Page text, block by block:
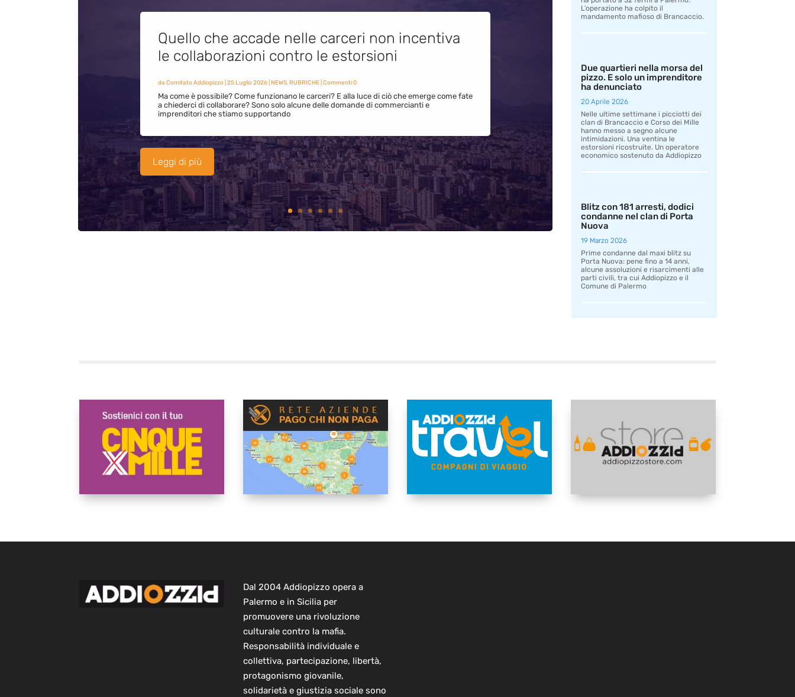
Quello che accade nelle carceri non incentiva
le collaborazioni contro le estorsioni
da Comitato Addiopizzo| 25 Luglio 2026| NEWS,RUBRICHE| Commenti 0
Ma come è possibile? Come funzionano le carceri? E alla luce di ciò che emerge come fate
a chiederci di collaborare? Sono solo alcune delle domande di commercianti e
imprenditori che stiamo supportando
Leggi di più
L’operazione ha colpito il
mandamento mafioso di Brancaccio.
Due quartieri nella morsa del
pizzo. E solo un imprenditore
ha denunciato
20 Aprile 2026
Nelle ultime settimane i picciotti dei
clan di Brancaccio e Corso dei Mille
hanno messo a segno alcune
intimidazioni. Una ventina le
estorsioni ricostruite. Un operatore
economico sostenuto da Addiopizzo
Blitz con 181 arresti, dodici
condanne nel clan di Porta
Nuova
19 Marzo 2026
Prime condanne dal maxi blitz su
Porta Nuova: pene fino a 14 anni,
alcune assoluzioni e risarcimenti alle
parti civili, tra cui Addiopizzo e il
Comune di Palermo
Dal 2004 Addiopizzo opera a
Palermo e in Sicilia per
promuovere una rivoluzione
culturale contro la mafia.
Responsabilità individuale e
collettiva, partecipazione, libertà,
protagonismo giovanile,
solidarietà e giustizia sociale sono